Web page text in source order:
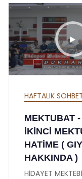
HAFTALIK
MEKTUBAT
İKİNCİ
HATİME (
HAKKINDA )
HİDAYET